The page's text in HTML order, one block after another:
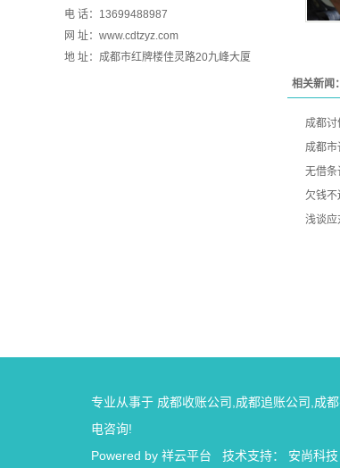
电 话：13699488987
网 址：www.cdtzyz.com
地 址：成都市红牌楼佳灵路20九峰大厦
相关新闻：
成都
成都市
无借条
欠钱
浅谈应
专业从事于 成都收账公司 成都追账公司 成
电咨询!
Powered by 祥云平台 技术支持： 安尚科技